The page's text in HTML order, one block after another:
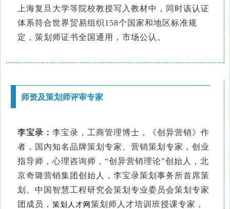
上海复旦大学等院校教授写入教材中，同时该认证
体系符合世界贸易组织158个国家和地区标准规
定，策划师证书全国通用，市场公认。
师资及策划师评审专家
李宝录： 李宝录，工商管理博士，《创异营销》作
者，国内知名品牌策划专家、营销策划专家，创业
指导师，心理咨询师，“创异营销理论”创始人，北
京奇璐营销集团创始人，李宝录策划事务所首席策
划。中国智慧工程研究会策划专业委员会策划专家
团成员， 策划人才网 策划师人才培训班授课专家，